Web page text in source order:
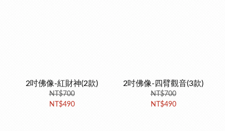
2吋佛像-紅財神(2款)
NT$700
NT$490
2吋佛像-四臂觀音(3款)
NT$700
NT$490